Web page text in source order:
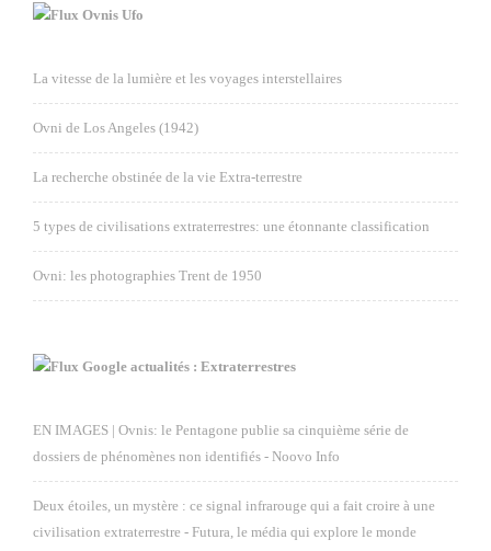
Ovnis Ufo
La vitesse de la lumière et les voyages interstellaires
Ovni de Los Angeles (1942)
La recherche obstinée de la vie Extra-terrestre
5 types de civilisations extraterrestres: une étonnante classification
Ovni: les photographies Trent de 1950
Google actualités : Extraterrestres
EN IMAGES | Ovnis: le Pentagone publie sa cinquième série de
dossiers de phénomènes non identifiés - Noovo Info
Deux étoiles, un mystère : ce signal infrarouge qui a fait croire à une
civilisation extraterrestre - Futura, le média qui explore le monde